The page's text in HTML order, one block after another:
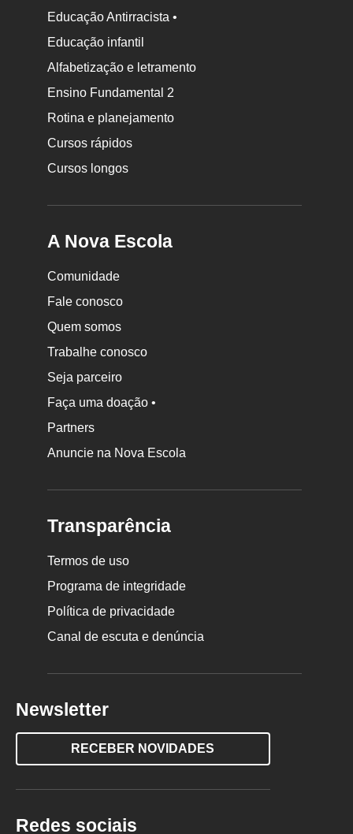
Educação Antirracista •
Educação infantil
Alfabetização e letramento
Ensino Fundamental 2
Rotina e planejamento
Cursos rápidos
Cursos longos
A Nova Escola
Comunidade
Fale conosco
Quem somos
Trabalhe conosco
Seja parceiro
Faça uma doação •
Partners
Anuncie na Nova Escola
Transparência
Termos de uso
Programa de integridade
Política de privacidade
Canal de escuta e denúncia
Newsletter
RECEBER NOVIDADES
Redes sociais